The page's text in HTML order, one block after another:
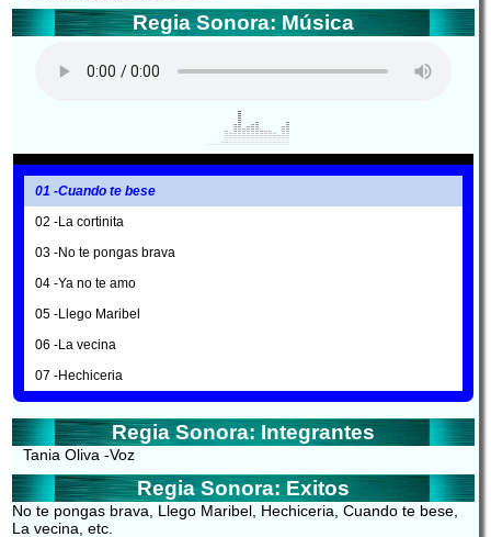
Regia Sonora: Música
01 -Cuando te bese
02 -La cortinita
03 -No te pongas brava
04 -Ya no te amo
05 -Llego Maribel
06 -La vecina
07 -Hechiceria
Regia Sonora: Integrantes
Tania Oliva -Voz
Regia Sonora: Exitos
No te pongas brava, Llego Maribel, Hechiceria, Cuando te bese,
La vecina, etc.